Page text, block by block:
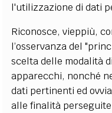
l'utilizzazione di dati
Riconosce, vieppiù,
l’osservanza del
scelta delle modalità
apparecchi, nonché
dati pertinenti ed
alle finalità